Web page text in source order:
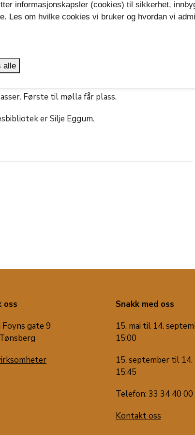
og gruppediskusjoner.
Første til mølla får plass.
er Silje Eggum.
oss
Foyns gate 9
Snakk med oss
15. mai til 14.
15:00
15. september til 14.
15:45
Telefon: 33 34 40 00
Kontakt oss
informasjonskapsler (cookies) til sikkerhet,
Les om hvilke cookies vi bruker og hvordan vi
alle